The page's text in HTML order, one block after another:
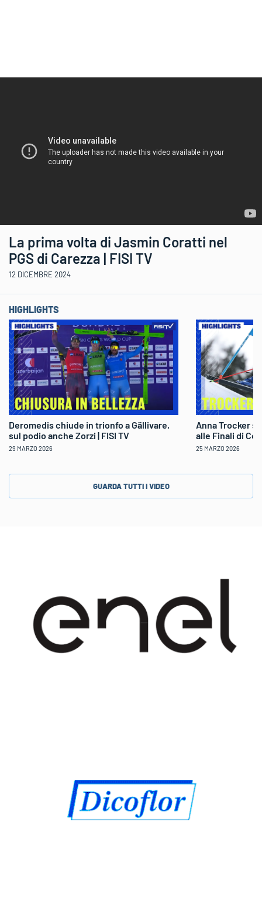
La prima volta di Jasmin Coratti nel
PGS di Carezza | FISI TV
12 DICEMBRE 2024
HIGHLIGHTS
Deromedis chiude in trionfo a Gällivare,
sul podio anche Zorzi | FISI TV
29 MARZO 2026
Anna Trocker
alle Finali di
25 MARZO 2026
GUARDA TUTTI I VIDEO